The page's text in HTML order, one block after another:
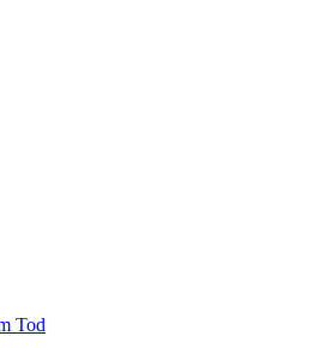
Tod